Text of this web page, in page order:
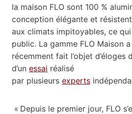
la maison FLO sont 100 %
conception élégante et
aux climats impitoyables, ce
public. La gamme FLO Maison
récemment fait l’objet d’éloges
d’un essai réalisé
par plusieurs experts
« Depuis le premier jour, FLO